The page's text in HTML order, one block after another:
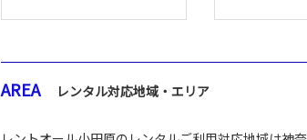
AREA レンタル対応地域・エリア